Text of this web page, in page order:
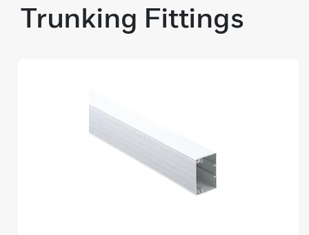
Trunking Fittings